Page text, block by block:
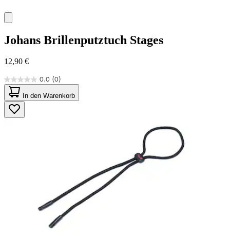
Johans Brillenputztuch Stages
12,90 €
0.0 (0)
0.0
von
5
Sternen.
In den Warenkorb